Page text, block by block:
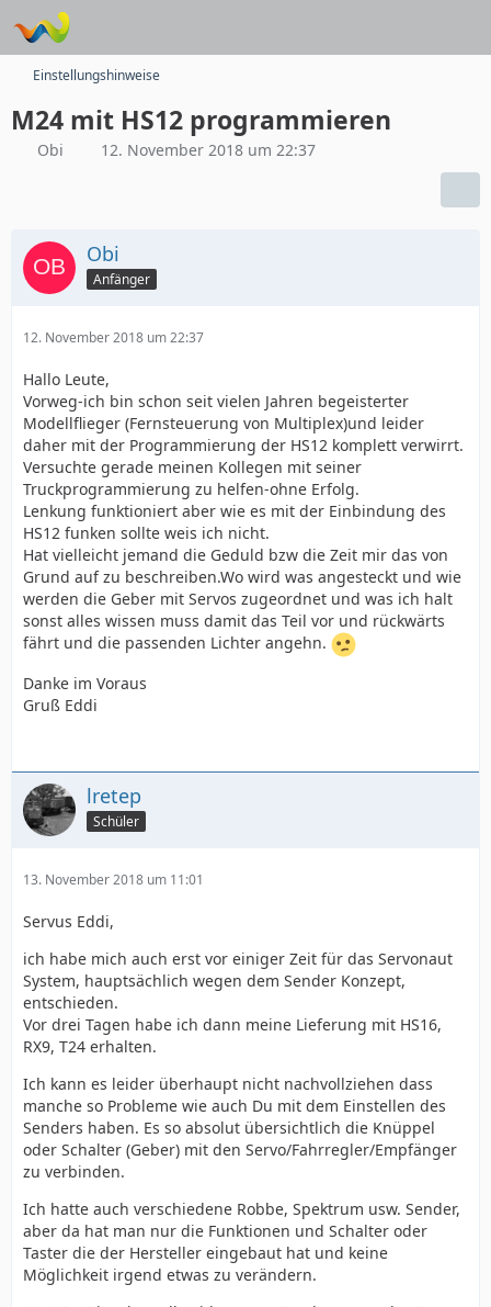
Einstellungshinweise
M24 mit HS12 programmieren
Obi 12. November 2018 um 22:37
Obi
Anfänger
12. November 2018 um 22:37
Hallo Leute,
Vorweg-ich bin schon seit vielen Jahren begeisterter
Modellflieger (Fernsteuerung von Multiplex)und leider
daher mit der Programmierung der HS12 komplett verwirrt.
Versuchte gerade meinen Kollegen mit seiner
Truckprogrammierung zu helfen-ohne Erfolg.
Lenkung funktioniert aber wie es mit der Einbindung des
HS12 funken sollte weis ich nicht.
Hat vielleicht jemand die Geduld bzw die Zeit mir das von
Grund auf zu beschreiben.Wo wird was angesteckt und wie
werden die Geber mit Servos zugeordnet und was ich halt
sonst alles wissen muss damit das Teil vor und rückwärts
fährt und die passenden Lichter angehn.
Danke im Voraus
Gruß Eddi
lretep
Schüler
13. November 2018 um 11:01
Servus Eddi,
ich habe mich auch erst vor einiger Zeit für das Servonaut
System, hauptsächlich wegen dem Sender Konzept,
entschieden.
Vor drei Tagen habe ich dann meine Lieferung mit HS16,
RX9, T24 erhalten.
Ich kann es leider überhaupt nicht nachvollziehen dass
manche so Probleme wie auch Du mit dem Einstellen des
Senders haben. Es so absolut übersichtlich die Knüppel
oder Schalter (Geber) mit den Servo/Fahrregler/Empfänger
zu verbinden.
Ich hatte auch verschiedene Robbe, Spektrum usw. Sender,
aber da hat man nur die Funktionen und Schalter oder
Taster die der Hersteller eingebaut hat und keine
Möglichkeit irgend etwas zu verändern.